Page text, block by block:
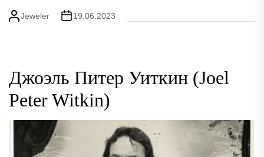
Jeweler 19.06.2023
Джоэль Питер Уиткин (Joel
Peter Witkin)